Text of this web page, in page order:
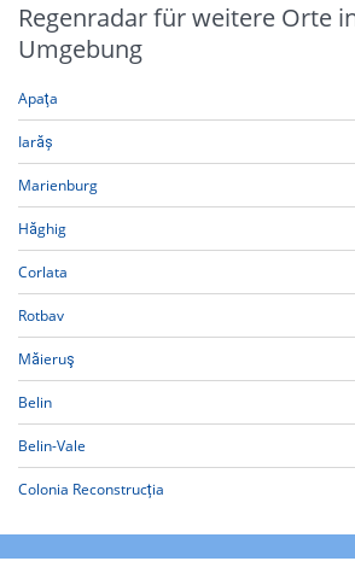
Regenradar für weitere Orte
Umgebung
Apaţa
Iarăș
Marienburg
Hăghig
Corlata
Rotbav
Măieruş
Belin
Belin-Vale
Colonia Reconstrucția